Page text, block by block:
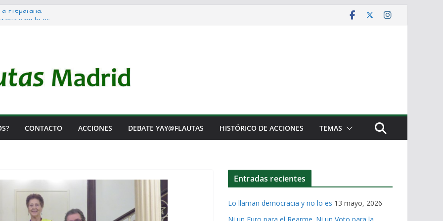
Prepararla.
CONTACTO ACCIONES DEBATE YAY@FLAUTAS HISTÓRICO DE ACCIONES TEMAS
Entradas recientes
Lo llaman democracia y no lo es 13 mayo, 2026